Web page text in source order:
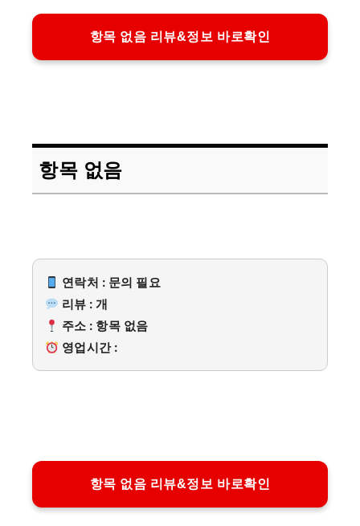
항목 없음 리뷰&정보 바로확인
항목 없음
연락처 : 문의 필요
리뷰 : 개
주소 : 항목 없음
영업시간 :
항목 없음 리뷰&정보 바로확인